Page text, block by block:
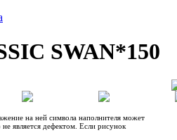
SWAN*150
на ней символа наполнителя может
является дефектом. Если рисунок